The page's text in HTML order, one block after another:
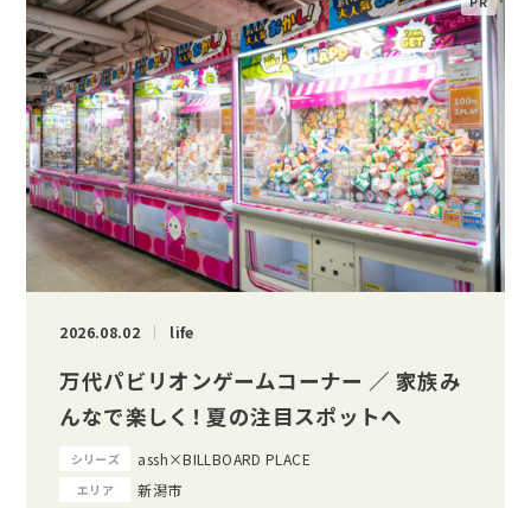
2026.08.02 life
万代パビリオンゲームコーナー ／ 家族み
んなで楽しく！ 夏の注目スポットへ
シリーズ assh×BILLBOARD PLACE
エリア 新潟市